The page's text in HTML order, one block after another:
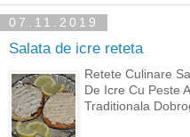
07.11.2019
Salata de icre reteta
Retete Culinare
De Icre Cu Peste
Traditionala